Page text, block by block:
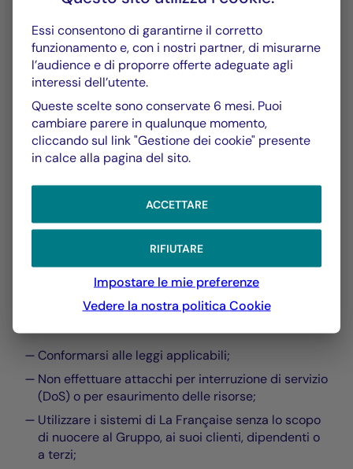
non saranno pubblicate.
La Française rimane l'unico giudice della
classificazione della vulnerabilità e della
conseguente categorizzazione del rischio. Il
trattamento e i tempi di risoluzione di tali
vulnerabilità restano a discrezione di La Française.
Requisiti in materia di
divulgazione
Inviando ad La Française una dichiarazione di
Conformarsi alle leggi applicabili;
Non effettuare attacchi per interruzione di servizio
(DoS) o per esaurimento delle risorse;
Utilizzare i sistemi di La Française senza lo scopo
di nuocere al Gruppo, ai suoi clienti, dipendenti o
a terzi;
Essi consentono di garantirne il corretto
funzionamento e, con i nostri partner, di misurarne
l’audience e di proporre offerte adeguate agli
interessi dell’utente.
Queste scelte sono conservate 6 mesi. Puoi
cambiare parere in qualunque momento,
cliccando sul link "Gestione dei cookie" presente
in calce alla pagina del sito.
ACCETTARE
RIFIUTARE
Impostare le mie preferenze
Vedere la nostra politica Cookie